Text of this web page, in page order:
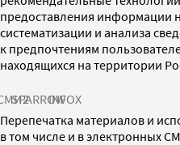
предоставления информации
систематизации и анализа
к предпочтениям
находящихся на территории
SPARROWINFOX
Перепечатка материалов и
в том числе и в электронных